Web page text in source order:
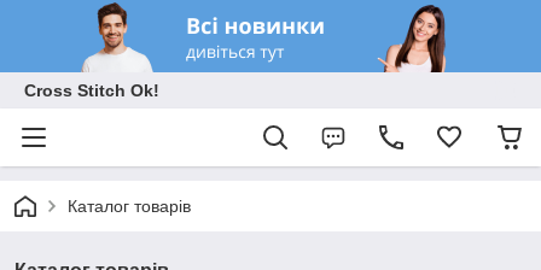
Cross Stitch Ok!
Каталог товарів